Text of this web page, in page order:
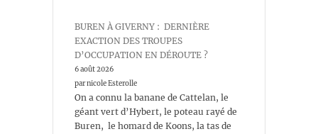
BUREN À GIVERNY : DERNIÈRE
EXACTION DES TROUPES
D’OCCUPATION EN DÉROUTE ?
6 août 2026
par nicole Esterolle
On a connu la banane de Cattelan, le
géant vert d’Hybert, le poteau rayé de
Buren, le homard de Koons, la tas de